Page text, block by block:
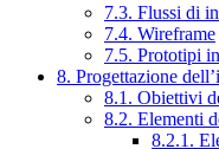
7.3. Flussi di
7.4. Wireframe
7.5. Prototipi
8. Progettazione
8.1. Obiettivi
8.2. Elementi
8.2.1.